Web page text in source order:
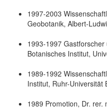
1997-2003
Geobotanik, Albert-
1993-1997
Botanisches Institut,
1989-1992
Institut, Ruhr-Universität
1989 Promotion, Dr. rer.